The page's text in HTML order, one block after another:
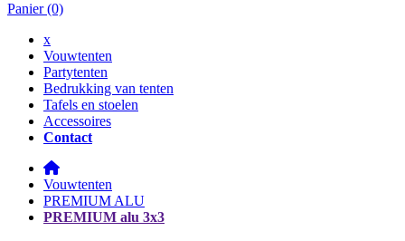
Panier (0)
x
Vouwtenten
Partytenten
Bedrukking van tenten
Tafels en stoelen
Accessoires
Contact
Vouwtenten
PREMIUM ALU
PREMIUM alu 3x3